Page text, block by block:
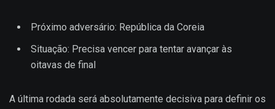
Próximo adversário: República da Coreia
Situação: Precisa vencer para tentar avançar às
oitavas de final
A última rodada será absolutamente decisiva para definir os